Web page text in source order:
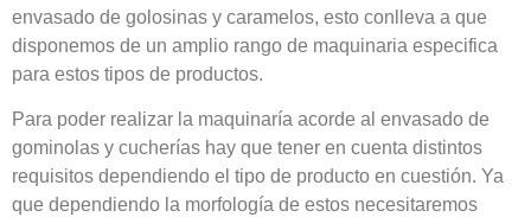
envasado de golosinas y caramelos, esto conlleva a que
disponemos de un amplio rango de maquinaria especifica
para estos tipos de productos.
Para poder realizar la maquinaría acorde al envasado de
gominolas y cucherías hay que tener en cuenta distintos
requisitos dependiendo el tipo de producto en cuestión. Ya
que dependiendo la morfología de estos necesitaremos